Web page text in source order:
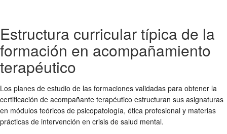
Estructura curricular típica de la
formación en acompañamiento
terapéutico
Los planes de estudio de las formaciones validadas para obtener la
certificación de acompañante terapéutico estructuran sus asignaturas
en módulos teóricos de psicopatología, ética profesional y materias
prácticas de intervención en crisis de salud mental.